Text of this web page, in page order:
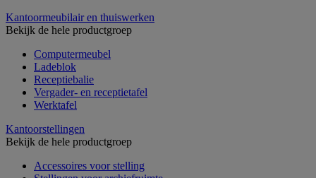
Kantoormeubilair en thuiswerken
Bekijk de hele productgroep
Computermeubel
Ladeblok
Receptiebalie
Vergader- en receptietafel
Werktafel
Kantoorstellingen
Bekijk de hele productgroep
Accessoires voor stelling